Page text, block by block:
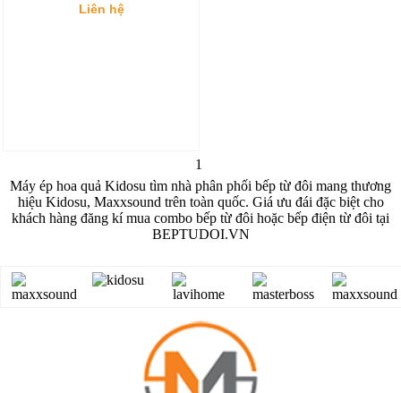
Liên hệ
1
Máy ép hoa quả Kidosu tìm nhà phân phối bếp từ đôi mang thương
hiệu Kidosu, Maxxsound trên toàn quốc. Giá ưu đái đặc biệt cho
khách hàng đăng kí mua combo bếp từ đôi hoặc bếp điện từ đôi tại
BEPTUDOI.VN